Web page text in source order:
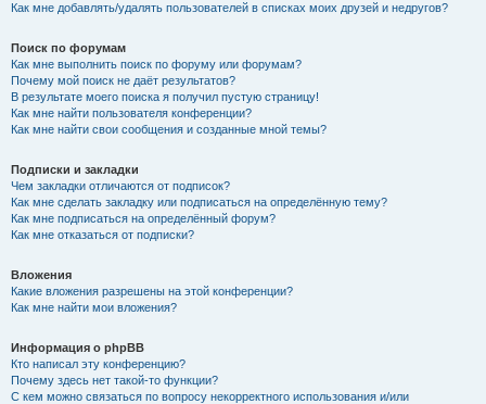
Как мне добавлять/удалять пользователей в списках моих друзей и недругов?
Поиск по форумам
Как мне выполнить поиск по форуму или форумам?
Почему мой поиск не даёт результатов?
В результате моего поиска я получил пустую страницу!
Как мне найти пользователя конференции?
Как мне найти свои сообщения и созданные мной темы?
Подписки и закладки
Чем закладки отличаются от подписок?
Как мне сделать закладку или подписаться на определённую тему?
Как мне подписаться на определённый форум?
Как мне отказаться от подписки?
Вложения
Какие вложения разрешены на этой конференции?
Как мне найти мои вложения?
Информация о phpBB
Кто написал эту конференцию?
Почему здесь нет такой-то функции?
С кем можно связаться по вопросу некорректного использования и/или